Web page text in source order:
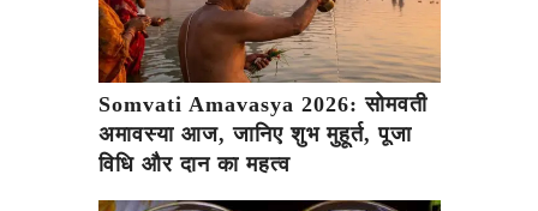
Somvati Amavasya 2026: सोमवती
अमावस्या आज, जानिए शुभ मुहूर्त, पूजा
विधि और दान का महत्व